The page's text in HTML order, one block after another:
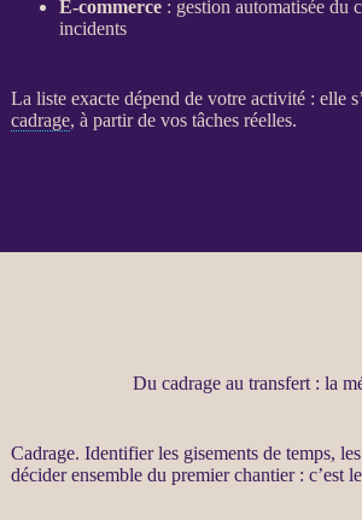
E-commerce: gestion automatiséedu
incidents
La liste exacte dépend de votre activité : elle
cadrage, à partir de vos tâches réelles.
Du cadrage au transfert : la
Cadrage. Identifier les gisements de temps,
décider ensemble du premier chantier : c’est